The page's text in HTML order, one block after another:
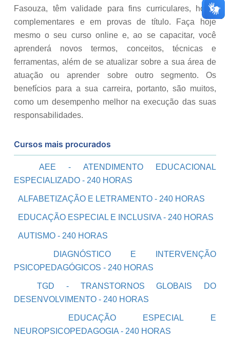
Fasouza, têm validade para fins curriculares, horas
complementares e em provas de título. Faça hoje
mesmo o seu curso online e, ao se capacitar, você
aprenderá novos termos, conceitos, técnicas e
ferramentas, além de se atualizar sobre a sua área de
atuação ou aprender sobre outro segmento. Os
benefícios para a sua carreira, portanto, são muitos,
como um desempenho melhor na execução das suas
responsabilidades.
Cursos mais procurados
AEE - ATENDIMENTO EDUCACIONAL
ESPECIALIZADO - 240 HORAS
ALFABETIZAÇÃO E LETRAMENTO - 240 HORAS
EDUCAÇÃO ESPECIAL E INCLUSIVA - 240 HORAS
AUTISMO - 240 HORAS
DIAGNÓSTICO E INTERVENÇÃO
PSICOPEDAGÓGICOS - 240 HORAS
TGD - TRANSTORNOS GLOBAIS DO
DESENVOLVIMENTO - 240 HORAS
EDUCAÇÃO ESPECIAL E
NEUROPSICOPEDAGOGIA - 240 HORAS